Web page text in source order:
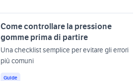
Come controllare la pressione
gomme prima di partire
Una checklist semplice per evitare gli errori
più comuni
Guide